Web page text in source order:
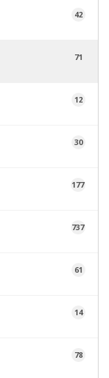
42
71
12
30
177
737
61
14
78